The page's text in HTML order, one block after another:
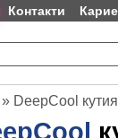
Контакти
» DeepCool